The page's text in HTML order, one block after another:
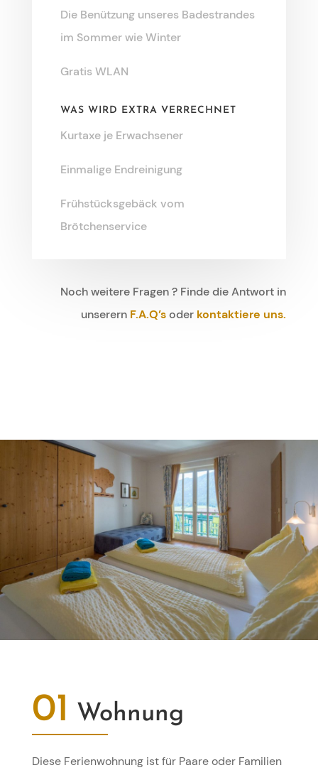
Die Benützung unseres Badestrandes
im Sommer wie Winter
Gratis WLAN
WAS WIRD EXTRA VERRECHNET
Kurtaxe je Erwachsener
Einmalige Endreinigung
Frühstücksgebäck vom
Brötchenservice
Noch weitere Fragen ? Finde die Antwort in
unserern F.A.Q’soder kontaktiere uns.
01 Wohnung
Diese Ferienwohnung ist für Paare oder Familien